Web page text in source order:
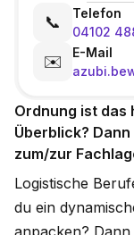
Ordnung ist das
Überblick?
zum/zur
Logistische
du ein
anpacken?
📞
Telefon
04102
✉️
E-Mail